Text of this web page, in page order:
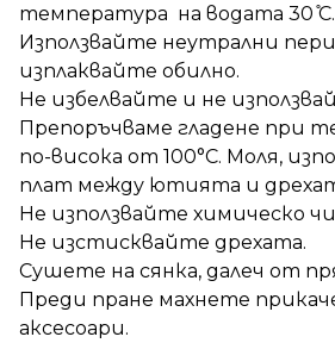
температура на водата 30 ̊С.
Използвайте неутрални
изплаквайте обилно.
Не избелвайте и не
Препоръчваме гладене при
по-висока от 100°C. Моля,
плат между ютията и
Не използвайте химическо
Не изстисквайте дрехата.
Сушете на сянка, далеч от
Преди пране махнете
аксесоари.